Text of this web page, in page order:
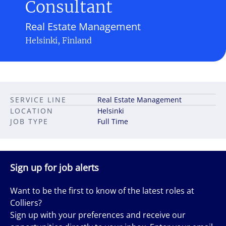
Consultant
Real Estate Management
Helsinki, Finland
JOB TYPE Full Time
SERVICE LINE
Real Estate Management
LOCATION
Helsinki
Sign up for job alerts
Want to be the first to know of the latest roles at
Colliers?
Sign up with your preferences and receive our